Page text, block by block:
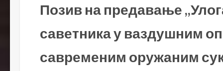
Позив на предавање
саветника у ваздушним
савременим оружаним